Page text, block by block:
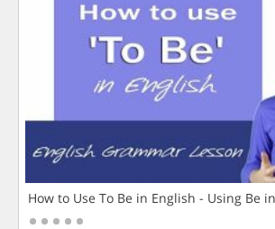
How to Use To Be in English - Using Be